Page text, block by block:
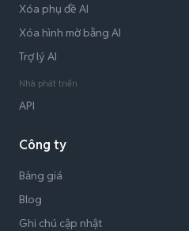
Xóa phụ đề AI
Xóa hình mờ bằng AI
Trợ lý AI
Nhà phát triển
API
Công ty
Bảng giá
Blog
Ghi chú cập nhật